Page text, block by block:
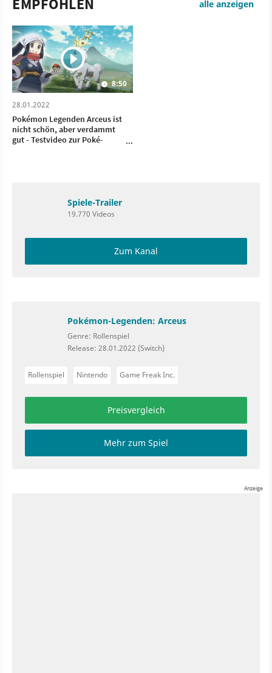
alle anzeigen
8:50
28.01.2022
Pokémon Legenden Arceus ist
nicht schön, aber verdammt
gut - Testvideo zur Poké-
Spiele-Trailer
19.770 Videos
Zum Kanal
Pokémon-Legenden: Arceus
Genre: Rollenspiel
Release: 28.01.2022 (Switch)
Rollenspiel Nintendo Game Freak Inc.
Preisvergleich
Mehr zum Spiel